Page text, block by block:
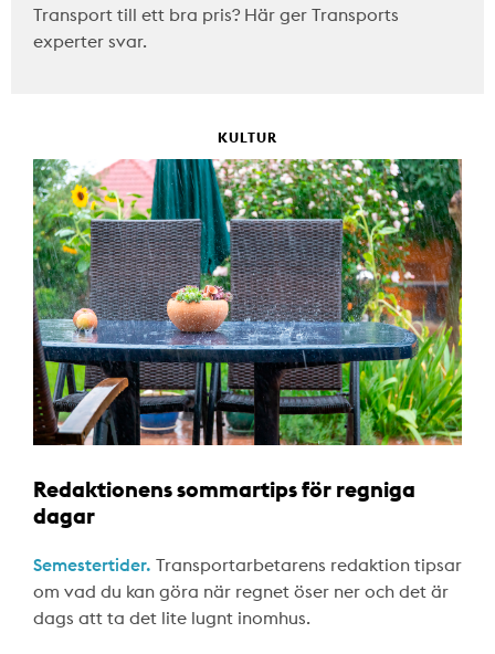
Transport till ett bra pris? Här ger Transports
experter svar.
KULTUR
Redaktionens sommartips för regniga
dagar
Semestertider. Transportarbetarens redaktion tipsar
om vad du kan göra när regnet öser ner och det är
dags att ta det lite lugnt inomhus.